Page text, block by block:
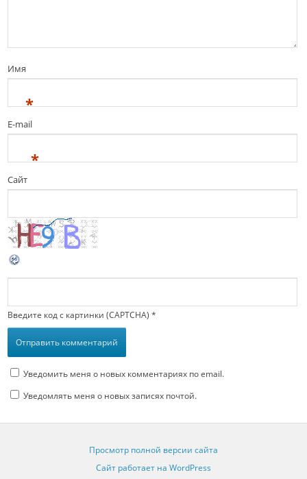
Имя
*
E-mail
*
Сайт
Введите код с картинки (CAPTCHA) *
Уведомить меня о новых комментариях по email.
Уведомлять меня о новых записях почтой.
Просмотр полной версии сайта
Сайт работает на WordPress